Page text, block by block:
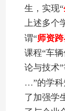
生，实现“
上述多个
谓“师资
课程“车
论与技术
…”的学科
了加强学